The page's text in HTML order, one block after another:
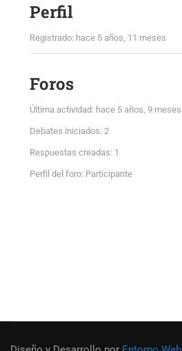
Perfil
Registrado: hace 5 años, 11 meses
Foros
Última actividad: hace 5 años, 9 meses
Debates iniciados: 2
Respuestas creadas: 1
Perfil del foro: Participante